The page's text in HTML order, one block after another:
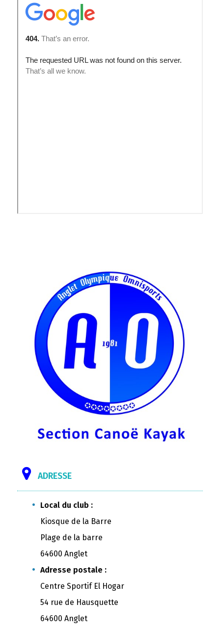
ADRESSE
Local du club :
Kiosque de la Barre
Plage de la barre
64600 Anglet
Adresse postale :
Centre Sportif El Hogar
54 rue de Hausquette
64600 Anglet